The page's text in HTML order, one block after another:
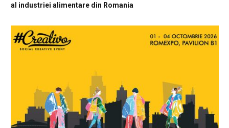
al industriei alimentare din Romania